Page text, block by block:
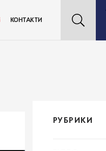
КОНТАКТИ
РУБРИКИ